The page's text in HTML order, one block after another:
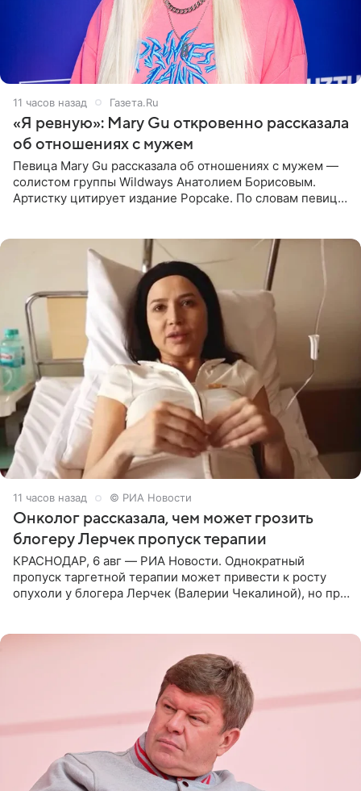
11 часов назад Газета.Ru
«Я ревную»: Mary Gu откровенно рассказала
об отношениях с мужем
Певица Mary Gu рассказала об отношениях с мужем —
солистом группы Wildways Анатолием Борисовым.
Артистку цитирует издание Popcake. По словам певицы,
11 часов назад © РИА Новости
Онколог рассказала, чем может грозить
блогеру Лерчек пропуск терапии
КРАСНОДАР, 6 авг — РИА Новости. Однократный
пропуск таргетной терапии может привести к росту
опухоли у блогера Лерчек (Валерии Чекалиной), но при